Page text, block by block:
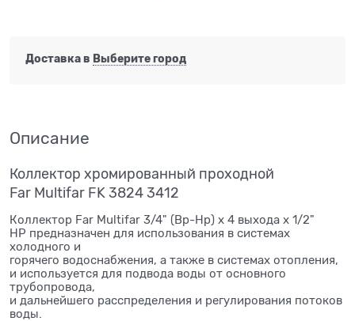
Доставка в Выберите город
Описание
Коллектор хромированный проходной
Far Multifar FK 3824 3412
Коллектор Far Multifar 3/4" (Вр-Нр) х 4 выхода х 1/2"
НР предназначен для использования в системах
холодного и
горячего водоснабжения, а также в системах отопления,
и используется для подвода воды от основного
трубопровода,
и дальнейшего расспределения и регулирования потоков
воды.